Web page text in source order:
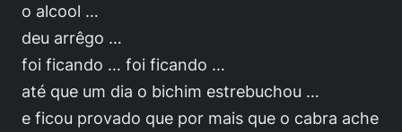
o alcool …
deu arrêgo …
foi ficando … foi ficando …
até que um dia o bichim estrebuchou …
e ficou provado que por mais que o cabra ache